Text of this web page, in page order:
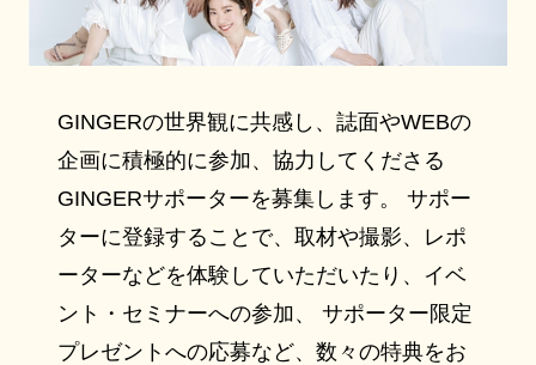
GINGERの世界観に共感し、誌面やWEBの
企画に積極的に参加、協力してくださる
GINGERサポーターを募集します。 サポー
ターに登録することで、取材や撮影、レポ
ーターなどを体験していただいたり、イベ
ント・セミナーへの参加、 サポーター限定
プレゼントへの応募など、数々の特典をお